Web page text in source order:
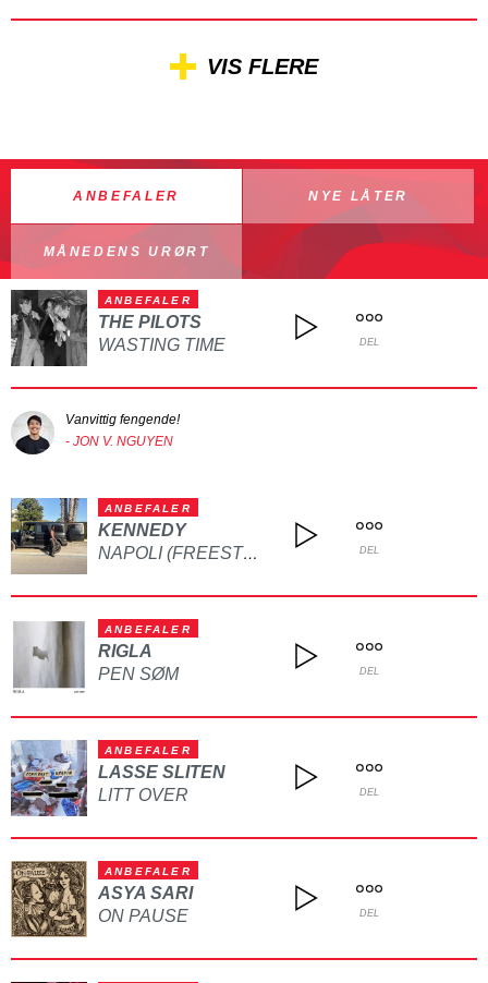
VIS FLERE
ANBEFALER NYE LÅTER
MÅNEDENS URØRT
ANBEFALER
THE PILOTS
WASTING TIME
DEL
Vanvittig fengende!
- JON V. NGUYEN
ANBEFALER
KENNEDY
NAPOLI (FREESTYLE) DEL
ANBEFALER
RIGLA
PEN SØM
DEL
ANBEFALER
LASSE SLITEN
LITT OVER
DEL
ANBEFALER
ASYA SARI
ON PAUSE
DEL